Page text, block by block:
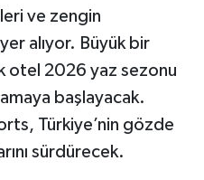
ve zengin
alıyor. Büyük bir
otel 2026 yaz sezonu
başlayacak.
Türkiye’nin gözde
sürdürecek.